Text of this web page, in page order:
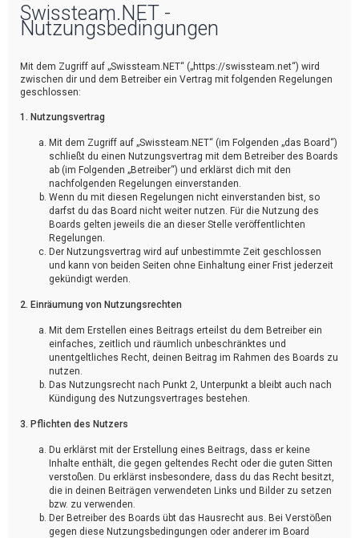
Swissteam.NET -
Nutzungsbedingungen
Mit dem Zugriff auf „Swissteam.NET“ („https://swissteam.net“) wird
zwischen dir und dem Betreiber ein Vertrag mit folgenden Regelungen
geschlossen:
1. Nutzungsvertrag
Mit dem Zugriff auf „Swissteam.NET“ (im Folgenden „das Board“)
schließt du einen Nutzungsvertrag mit dem Betreiber des Boards
ab (im Folgenden „Betreiber“) und erklärst dich mit den
nachfolgenden Regelungen einverstanden.
Wenn du mit diesen Regelungen nicht einverstanden bist, so
darfst du das Board nicht weiter nutzen. Für die Nutzung des
Boards gelten jeweils die an dieser Stelle veröffentlichten
Regelungen.
Der Nutzungsvertrag wird auf unbestimmte Zeit geschlossen
und kann von beiden Seiten ohne Einhaltung einer Frist jederzeit
gekündigt werden.
2. Einräumung von Nutzungsrechten
Mit dem Erstellen eines Beitrags erteilst du dem Betreiber ein
einfaches, zeitlich und räumlich unbeschränktes und
unentgeltliches Recht, deinen Beitrag im Rahmen des Boards zu
nutzen.
Das Nutzungsrecht nach Punkt 2, Unterpunkt a bleibt auch nach
Kündigung des Nutzungsvertrages bestehen.
3. Pflichten des Nutzers
Du erklärst mit der Erstellung eines Beitrags, dass er keine
Inhalte enthält, die gegen geltendes Recht oder die guten Sitten
verstoßen. Du erklärst insbesondere, dass du das Recht besitzt,
die in deinen Beiträgen verwendeten Links und Bilder zu setzen
bzw. zu verwenden.
Der Betreiber des Boards übt das Hausrecht aus. Bei Verstößen
gegen diese Nutzungsbedingungen oder anderer im Board